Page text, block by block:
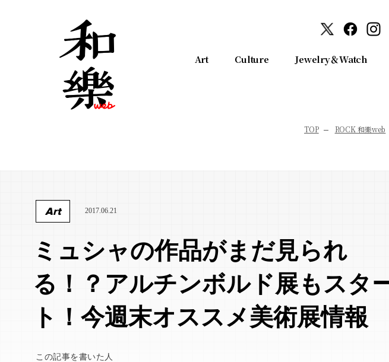
Art Culture Jewelry＆Watch
TOP ROCK 和樂web
Art 2017.06.21
ミュシャの作品がまだ見られ
る！？アルチンボルド展もスタ
ト！今週末オススメ美術展情報
この記事を書いた人